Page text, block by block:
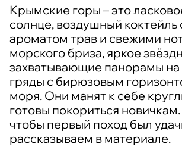
Крымские горы – это
солнце, воздушный коктейль
ароматом трав и свежими
морского бриза, яркое
захватывающие панорамы
гряды с бирюзовым
моря. Они манят к себе
готовы покориться
чтобы первый поход был
рассказываем в материале.